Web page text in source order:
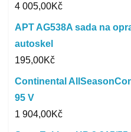
4 005,00Kč
APT AG538A sada na
autoskel
195,00Kč
Continental
95 V
1 904,00Kč